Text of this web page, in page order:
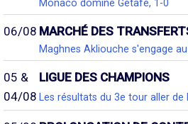
Monaco domine Getafe, 1-0
06/08 MARCHÉ DES
Maghnes Akliouche s'engage
05 &
04/08
LIGUE DES CHAMPIONS
Les résultats du 3e tour aller de